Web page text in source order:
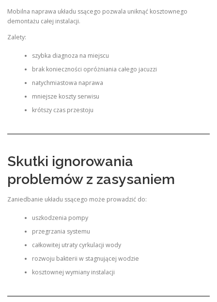
Mobilna naprawa układu ssącego pozwala uniknąć kosztownego
demontażu całej instalacji.
Zalety:
szybka diagnoza na miejscu
brak konieczności opróżniania całego jacuzzi
natychmiastowa naprawa
mniejsze koszty serwisu
krótszy czas przestoju
Skutki ignorowania
problemów z zasysaniem
Zaniedbanie układu ssącego może prowadzić do:
uszkodzenia pompy
przegrzania systemu
całkowitej utraty cyrkulacji wody
rozwoju bakterii w stagnującej wodzie
kosztownej wymiany instalacji